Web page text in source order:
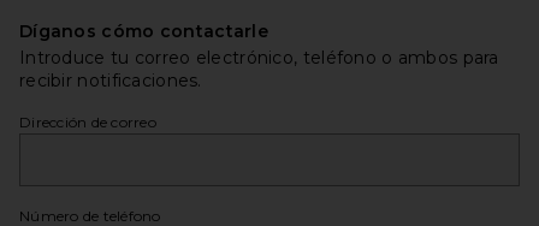
Díganos cómo contactarle
Introduce tu correo electrónico, teléfono o ambos para
recibir notificaciones.
Dirección de correo
Número de teléfono